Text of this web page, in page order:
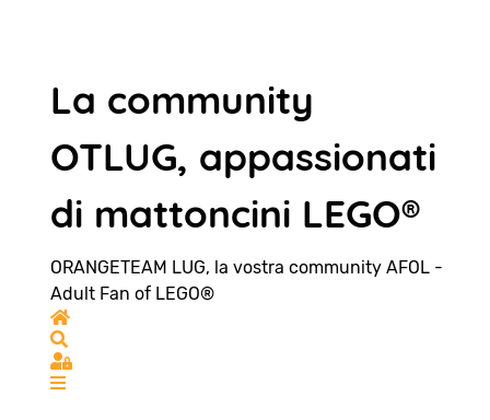
La community
OTLUG, appassionati
di mattoncini LEGO®
ORANGETEAM LUG, la vostra community AFOL -
Adult Fan of LEGO®
Home
Sign In